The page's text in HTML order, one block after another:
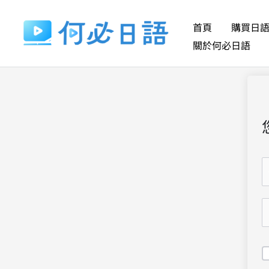
要
首頁 購買日
關於何必日語